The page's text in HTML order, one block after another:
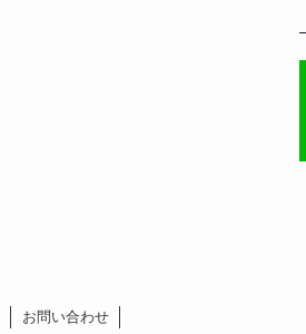
お問い合わせ